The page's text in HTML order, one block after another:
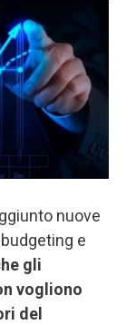
nuove
e
gli
vogliono
del